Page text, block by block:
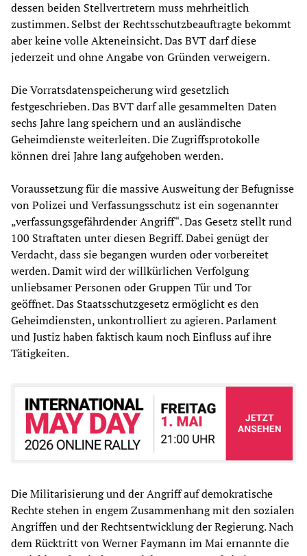
dessen beiden Stellvertretern muss mehrheitlich
zustimmen. Selbst der Rechtsschutzbeauftragte bekommt
aber keine volle Akteneinsicht. Das BVT darf diese
jederzeit und ohne Angabe von Gründen verweigern.
Die Vorratsdatenspeicherung wird gesetzlich
festgeschrieben. Das BVT darf alle gesammelten Daten
sechs Jahre lang speichern und an ausländische
Geheimdienste weiterleiten. Die Zugriffsprotokolle
können drei Jahre lang aufgehoben werden.
Voraussetzung für die massive Ausweitung der Befugnisse
von Polizei und Verfassungsschutz ist ein sogenannter
„verfassungsgefährdender Angriff“. Das Gesetz stellt rund
100 Straftaten unter diesen Begriff. Dabei genügt der
Verdacht, dass sie begangen wurden oder vorbereitet
werden. Damit wird der willkürlichen Verfolgung
unliebsamer Personen oder Gruppen Tür und Tor
geöffnet. Das Staatsschutzgesetz ermöglicht es den
Geheimdiensten, unkontrolliert zu agieren. Parlament
und Justiz haben faktisch kaum noch Einfluss auf ihre
Tätigkeiten.
Die Militarisierung und der Angriff auf demokratische
Rechte stehen in engem Zusammenhang mit den sozialen
Angriffen und der Rechtsentwicklung der Regierung. Nach
dem Rücktritt von Werner Faymann im Mai ernannte die